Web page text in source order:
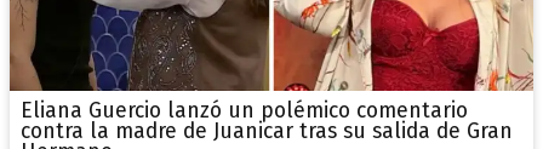
Eliana Guercio lanzó un polémico comentario
contra la madre de Juanicar tras su salida de Gran